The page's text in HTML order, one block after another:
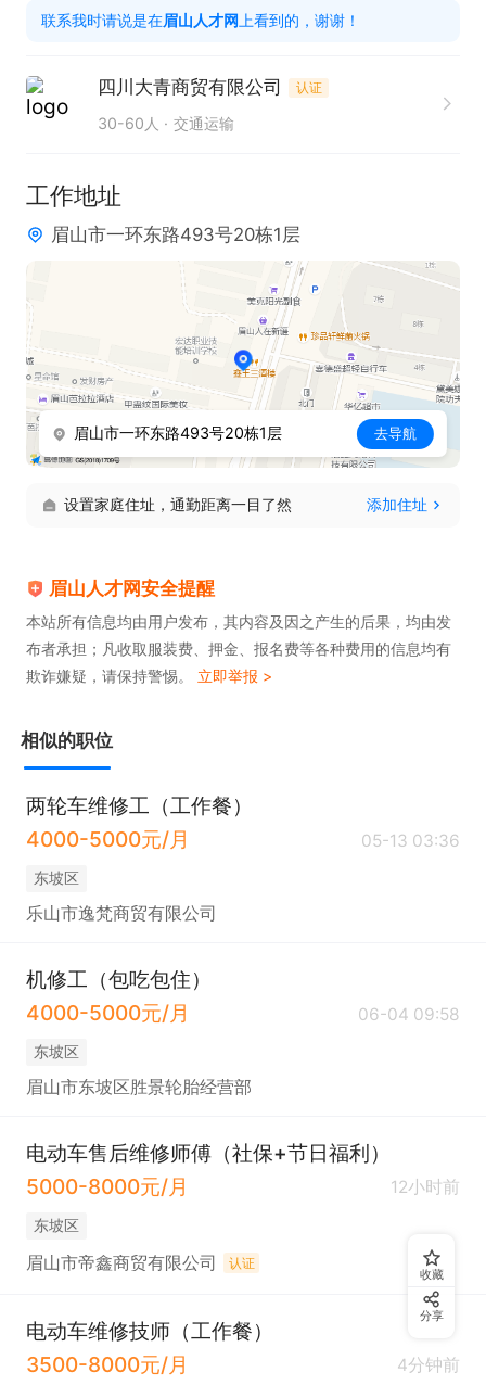
2. 能够熟练运用汽车维护工艺规范和修理技术标准。
题。
有意向可电话联系沟通
联系我时请说是在眉山人才网 上看到的，谢谢！
四川大青商贸有限公司 认证
30-60人 交通运输
工作地址
眉山市一环东路493号20栋1层
眉山市一环东路493号20栋1层 去导航
设置家庭住址，通勤距离一目了然 添加住址
眉山人才网安全提醒
本站所有信息均由用户发布，其内容及因之产生的后果，均由发
布者承担；凡收取服装费、押金、报名费等各种费用的信息均有
欺诈嫌疑，请保持警惕。 立即举报 >
相似的职位
两轮车维修工（工作餐）
4000-5000元/月
05-13 03:36
东坡区
乐山市逸梵商贸有限公司
机修工（包吃包住）
4000-5000元/月
06-04 09:58
东坡区
眉山市东坡区胜景轮胎经营部
电动车售后维修师傅（社保+节日福利）
5000-8000元/月
12小时前
东坡区
眉山市帝鑫商贸有限公司 认证
电动车维修技师（工作餐）
3500-8000元/月
4分钟前
收藏
分享